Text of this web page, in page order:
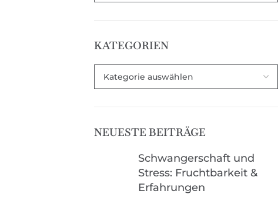
KATEGORIEN
NEUESTE BEITRÄGE
Schwangerschaft und
Stress: Fruchtbarkeit &
Erfahrungen